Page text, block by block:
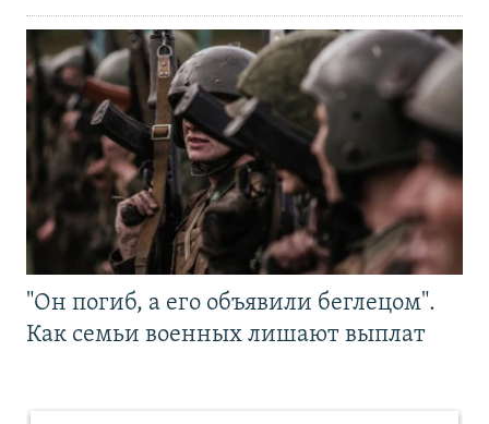
"Он погиб, а его объявили беглецом".
Как семьи военных лишают выплат